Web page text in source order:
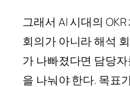
그래서 AI 시대의
회의가 아니라 해석
가 나빠졌다면 담당
을 나눠야 한다. 목표